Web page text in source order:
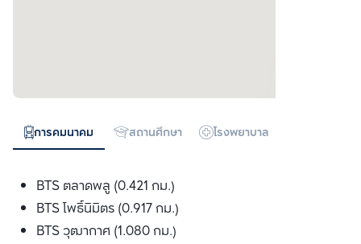
การคมนาคม สถานศึกษา โรงพยาบาล
BTS ตลาดพลู (0.421 กม.)
BTS โพธ์ินิมิตร (0.917 กม.)
BTS วุฒากาศ (1.080 กม.)